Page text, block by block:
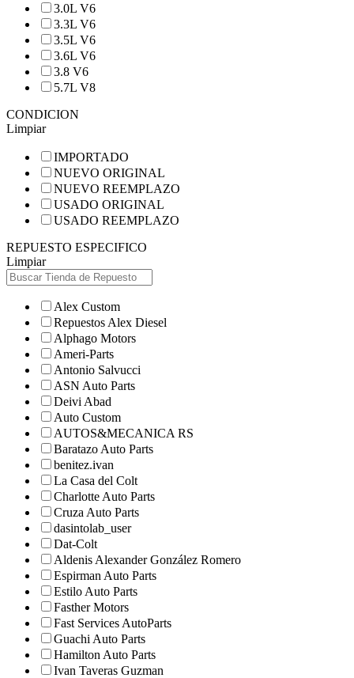
3.0L V6
3.3L V6
3.5L V6
3.6L V6
3.8 V6
5.7L V8
CONDICION
Limpiar
IMPORTADO
NUEVO ORIGINAL
NUEVO REEMPLAZO
USADO ORIGINAL
USADO REEMPLAZO
REPUESTO ESPECIFICO
Limpiar
Alex Custom
Repuestos Alex Diesel
Alphago Motors
Ameri-Parts
Antonio Salvucci
ASN Auto Parts
Deivi Abad
Auto Custom
AUTOS&MECANICA RS
Baratazo Auto Parts
benitez.ivan
La Casa del Colt
Charlotte Auto Parts
Cruza Auto Parts
dasintolab_user
Dat-Colt
Aldenis Alexander González Romero
Espirman Auto Parts
Estilo Auto Parts
Fasther Motors
Fast Services AutoParts
Guachi Auto Parts
Hamilton Auto Parts
Ivan Taveras Guzman